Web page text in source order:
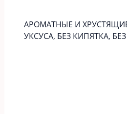
АРОМАТНЫЕ И
УКСУСА, БЕЗ КИПЯТКА,